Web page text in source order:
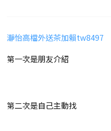
瀞怡高檔外送茶加賴tw8497
第一次是朋友介紹
第二次是自己主動找